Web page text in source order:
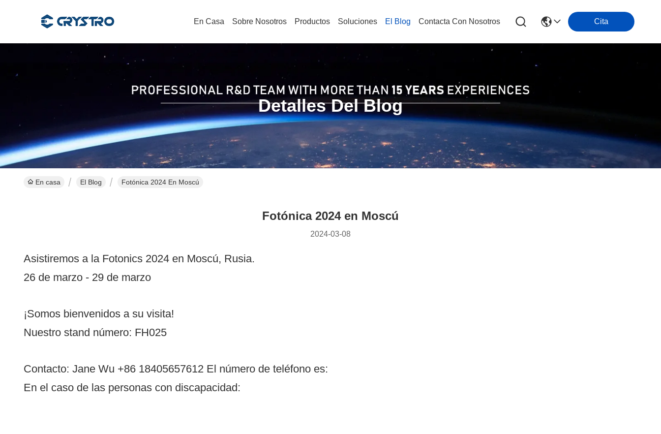
En Casa Sobre Nosotros Productos Soluciones El Blog Contacta Con Nosotros Cita
Detalles Del Blog
En casa El Blog Fotónica 2024 En Moscú
Fotónica 2024 en Moscú
2024-03-08
Asistiremos a la Fotonics 2024 en Moscú, Rusia.
26 de marzo - 29 de marzo
¡Somos bienvenidos a su visita!
Nuestro stand número: FH025
Contacto: Jane Wu +86 18405657612 El número de teléfono es:
En el caso de las personas con discapacidad: